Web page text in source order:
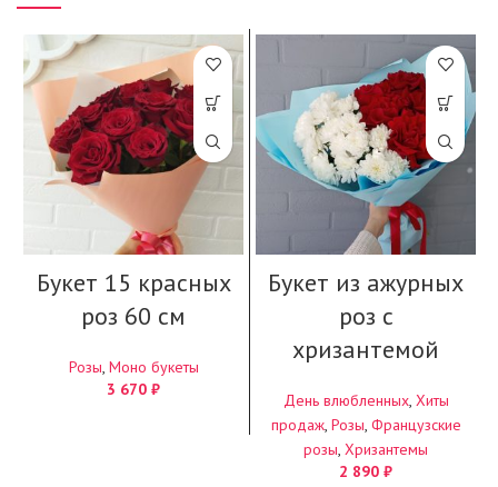
Букет 15 красных
роз 60 см
Розы, Моно букеты
3 670 ₽
Букет из ажурных
роз с
хризантемой
День влюбленных, Хиты
продаж, Розы, Французские
розы, Хризантемы
2 890 ₽